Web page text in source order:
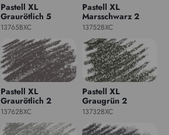
Pastell XL
Graurötlich 5
13765BXC
Pastell XL
Marsschwarz 2
13752BXC
Pastell XL
Graurötlich 2
13762BXC
Pastell XL
Graugrün 2
13732BXC